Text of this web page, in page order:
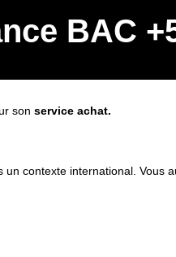
BAC
son service achat.
un contexte international. Vous